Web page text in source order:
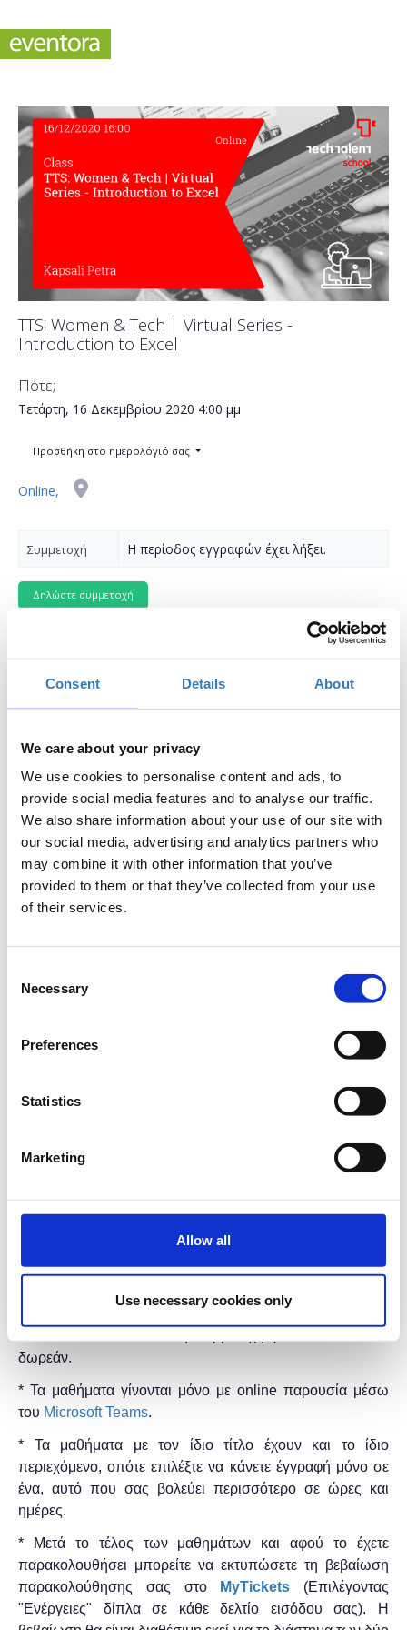
Consent Details About
We care about your privacy
We use cookies to personalise content and ads, to
provide social media features and to analyse our traffic.
We also share information about your use of our site with
our social media, advertising and analytics partners who
may combine it with other information that you’ve
provided to them or that they’ve collected from your use
of their services.
Selection
Necessary
Preferences
Statistics
Marketing
Allow all
Use necessary cookies only
TTS: Women & Tech | Virtual Series -
Introduction to Excel
Πότε;
Τετάρτη, 16 Δεκεμβρίου 2020 4:00 μμ
Προσθήκη στο ημερολόγιό σας
Online,
Συμμετοχή Η περίοδος εγγραφών έχει λήξει.
Τα online σεμινάριαTTS: Women & Tech | Virtual
Series
απευθύνονται αποκλειστικά σε γυναίκες,
στοχεύοντας στην βελτίωση των ψηφιακών τους
δεξιοτήτων, την επαγγελματική ενδυνάμωση τους και την
μείωση του gender gap στην Ελλάδα.
Το σεμινάριο απευθύνεται σε συμμετέχουσες, οι οποίες
επιθυμούν να αποκτήσουν μια πρώτη επαφή με το Excel
του Microsoft Office, προκειμένου να διαχειριστούν τα
δεδομένα που καλούμαστε να οργανώσουμε και να
επεξεργαστούμε προκειμένου να εξάγουμε
συμπεράσματα και να κάνουμε τη ζωή μας ευκολότερη.
Αυτή την δυνατότητα μας την δίνει το Excel και μέσα από
τρόπους αυτοματοποίησης, επεξεργασίας και
Βασικά σημεία:
Διάρκεια προγράμματος:2 ώρες.
δωρεάν.
* Τα μαθήματα γίνονται μόνο με online παρουσία μέσω
του Microsoft Teams.
* Τα μαθήματα με τον ίδιο τίτλο έχουν και το ίδιο
περιεχόμενο, οπότε επιλέξτε να κάνετε έγγραφή μόνο σε
ένα, αυτό που σας βολεύει περισσότερο σε ώρες και
ημέρες.
* Μετά το τέλος των μαθημάτων και αφού το έχετε
παρακολουθήσει μπορείτε να εκτυπώσετε τη βεβαίωση
παρακολούθησης ​σας στο
MyTickets (Επιλέγοντας
"Ενέργειες" δίπλα σε κάθε δελτίο εισόδου σας). Η